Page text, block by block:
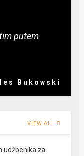
putem
Bukowski
VIEW ALL
udžbenika za